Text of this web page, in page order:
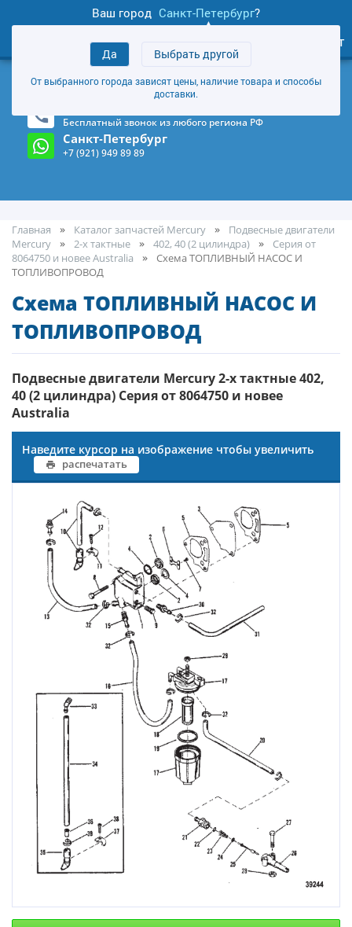
Ваш город Санкт-Петербург?
Да Выбрать другой
От выбранного города зависят цены, наличие товара и способы
доставки.
товаров
Личный кабинет
+7 (921) 949 89 89
Магазин и склад в Санкт-Петербурге (Карта)
Бесплатный звонок из любого региона РФ
Санкт-Петербург
+7 (921) 949 89 89
Главная Каталог запчастей Mercury
Подвесные двигатели
Mercury
2-х тактные 402, 40 (2 цилиндра)
Серия от
8064750 и новее Australia
Cхема ТОПЛИВНЫЙ НАСОС И
ТОПЛИВОПРОВОД
Cхема ТОПЛИВНЫЙ НАСОС И
ТОПЛИВОПРОВОД
Подвесные двигатели Mercury 2-х тактные 402,
40 (2 цилиндра) Серия от 8064750 и новее
Australia
Наведите курсор на изображение чтобы увеличить
распечатать